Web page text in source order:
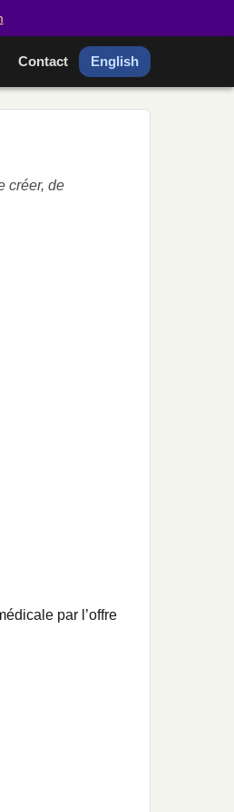
Contact English
créer, de
par l’offre